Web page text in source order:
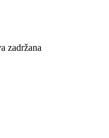
zadržana